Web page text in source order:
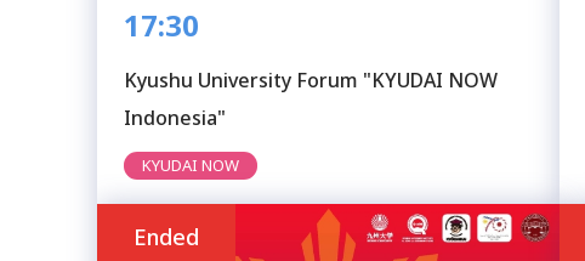
17:30
Kyushu University Forum "KYUDAI NOW
Indonesia"
KYUDAI NOW
Ended